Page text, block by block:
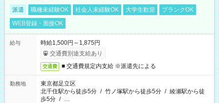
派遣 職種未経験OK 社会人未経験OK 大学生歓迎
ブランクOK
WEB登録・面接OK
給与
時給1,500円～1,875円
交通費別途支給あり
交通費 ■ 交通費規定内支給 ※派遣先による
勤務地
東京都足立区
北千住駅から徒歩5分 / 竹ノ塚駅から徒歩5分 / 綾瀬駅から徒
歩5分 / …